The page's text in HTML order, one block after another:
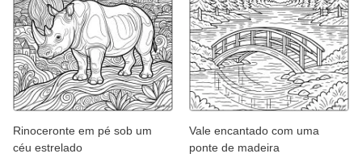
Rinoceronte em pé sob um
céu estrelado
Vale encantado com uma
ponte de madeira